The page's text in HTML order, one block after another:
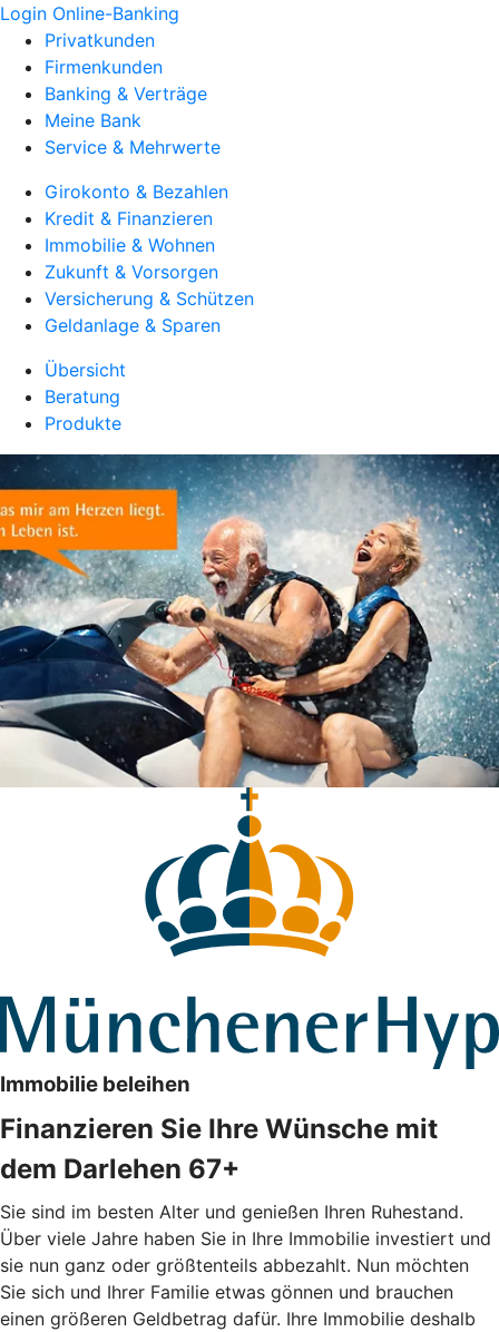
Login Online-Banking
Privatkunden
Firmenkunden
Banking & Verträge
Meine Bank
Service & Mehrwerte
Girokonto & Bezahlen
Kredit & Finanzieren
Immobilie & Wohnen
Zukunft & Vorsorgen
Versicherung & Schützen
Geldanlage & Sparen
Übersicht
Beratung
Produkte
Immobilie beleihen
Finanzieren Sie Ihre Wünsche mit
dem Darlehen 67+
Sie sind im besten Alter und genießen Ihren Ruhestand.
Über viele Jahre haben Sie in Ihre Immobilie investiert und
sie nun ganz oder größtenteils abbezahlt. Nun möchten
Sie sich und Ihrer Familie etwas gönnen und brauchen
einen größeren Geldbetrag dafür. Ihre Immobilie deshalb